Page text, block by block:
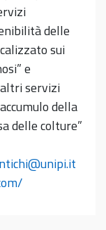
delle
sui
e
servizi
della
delle colture”